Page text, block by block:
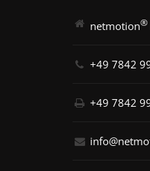
netmotion®
+49 7842
+49 7842